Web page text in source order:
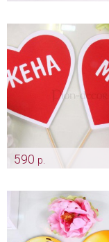
Арт: fot_0027
590 р.